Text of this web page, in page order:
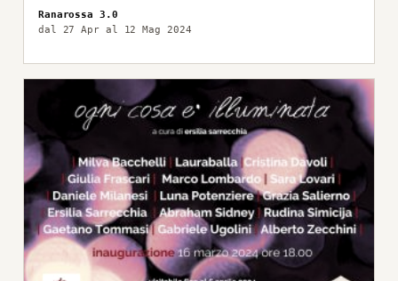
Ranarossa 3.0
dal 27 Apr al 12 Mag 2024